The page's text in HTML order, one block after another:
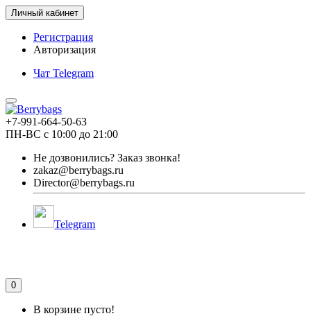
Личный кабинет
Регистрация
Авторизация
Чат Telegram
+7-991-664-50-63
ПН-ВС с 10:00 до 21:00
Не дозвонились? Заказ звонка!
zakaz@berrybags.ru
Director@berrybags.ru
Telegram
0
В корзине пусто!